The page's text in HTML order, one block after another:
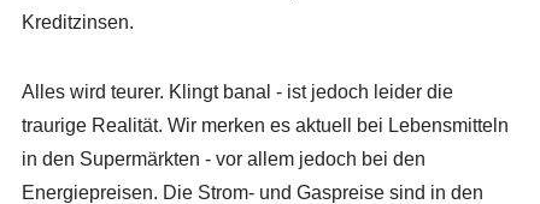
Kreditzinsen.
Alles wird teurer. Klingt banal - ist jedoch leider die
traurige Realität. Wir merken es aktuell bei Lebensmitteln
in den Supermärkten - vor allem jedoch bei den
Energiepreisen. Die Strom- und Gaspreise sind in den